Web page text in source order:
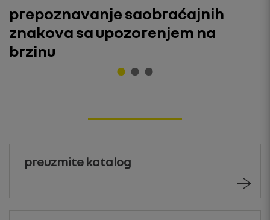
prepoznavanje saobraćajnih
znakova sa upozorenjem na
brzinu
preuzmite katalog